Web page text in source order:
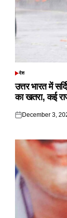
POSTED
देश
उत्तर भारत में
का खतरा, कई
Posted
December 3,